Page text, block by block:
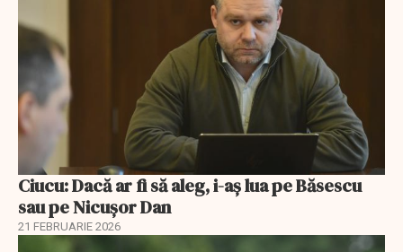
Ciucu: Dacă ar fi să aleg, i-aș lua pe Băsescu
sau pe Nicușor Dan
21 FEBRUARIE 2026